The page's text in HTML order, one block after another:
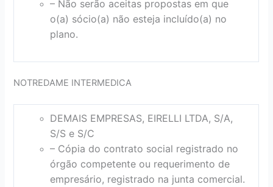
– Não serão aceitas propostas em que
o(a) sócio(a) não esteja incluído(a) no
plano.
NOTREDAME INTERMEDICA
DEMAIS EMPRESAS, EIRELLI LTDA, S/A,
S/S e S/C
– Cópia do contrato social registrado no
órgão competente ou requerimento de
empresário, registrado na junta comercial.